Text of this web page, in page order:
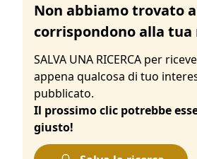
Non abbiamo trovato
corrispondono alla tua
SALVA UNA RICERCA per
appena qualcosa di tuo
pubblicato.
Il prossimo clic potrebbe
giusto!